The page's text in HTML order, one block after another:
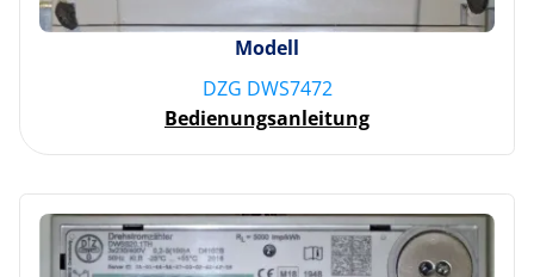
Modell
DZG DWS7472
Bedienungsanleitung